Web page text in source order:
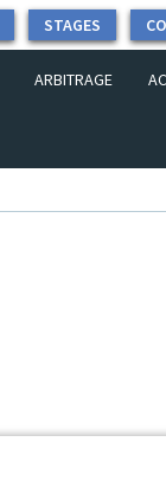
STAGES
ARBITRAGE